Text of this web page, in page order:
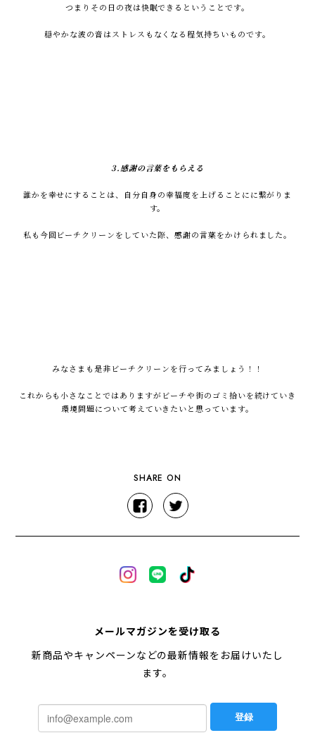
つまりその日の夜は快眠できるということです。
穏やかな波の音はストレスもなくなる程気持ちいものです。
3.感謝の言葉をもらえる
誰かを幸せにすることは、自分自身の幸福度を上げることにに繋がりま
す。
私も今回ビーチクリーンをしていた際、感謝の言葉をかけられました。
みなさまも是非ビーチクリーンを行ってみましょう！！
これからも小さなことではありますがビーチや街のゴミ拾いを続けていき
環境問題について考えていきたいと思っています。
SHARE ON
メールマガジンを受け取る
新商品やキャンペーンなどの最新情報をお届けいたし
ます。
登録